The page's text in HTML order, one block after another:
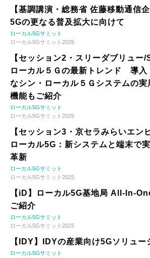
【基調講演・総務省 佐藤移動通信
5Gの更なる普及拡大に向けて
ローカル5Gサミット
ローカル5Gサミット2025
【セッション2・スリーダブリュー/
ローカル５Ｇの最新トレンド 導入
なシン・ローカル５Ｇシステムの
機能もご紹介
ローカル5Gサミット
ローカル5Gサミット2025
【セッション3・京セラみらいエン
ローカル5G：新システムと端末で
革新
ローカル5Gサミット
ローカル5Gサミット2025
【iD】ローカル5G基地局 All-In-
ご紹介
ローカル5Gサミット
ローカル5Gサミット2025
【IDY】IDYの産業向け5Gソリュー
ローカル5Gサミット